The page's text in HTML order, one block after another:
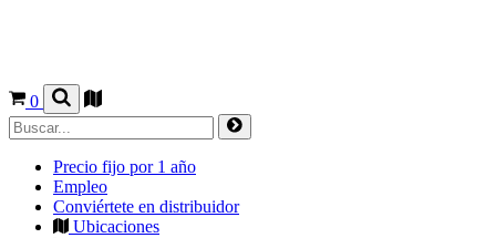
0
Precio fijo por 1 año
Empleo
Conviértete en distribuidor
Ubicaciones